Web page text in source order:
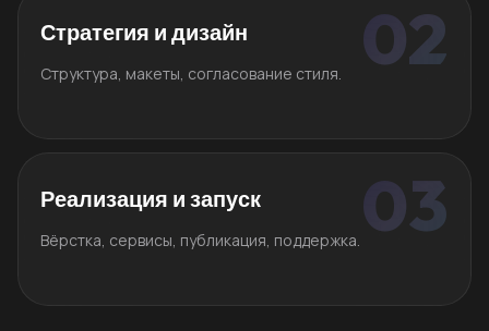
Стратегия и дизайн
Структура, макеты, согласование стиля.
Реализация и запуск
Вёрстка, сервисы, публикация, поддержка.